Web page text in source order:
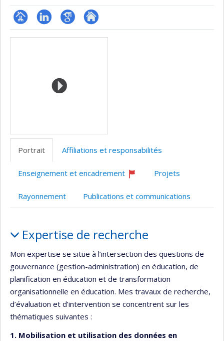
Page LinkedInGoogleAutre
Médias
Portrait Affiliations et responsabilités
Enseignement et encadrement
professeur
Projets
Rayonnement Publications et communications
Expertise de recherche
Mon expertise se situe à l’intersection des questions de
gouvernance (gestion-administration) en éducation, de
planification en éducation et de transformation
organisationnelle en éducation. Mes travaux de recherche,
d’évaluation et d’intervention se concentrent sur les
thématiques suivantes :
1. Mobilisation et utilisation des données en